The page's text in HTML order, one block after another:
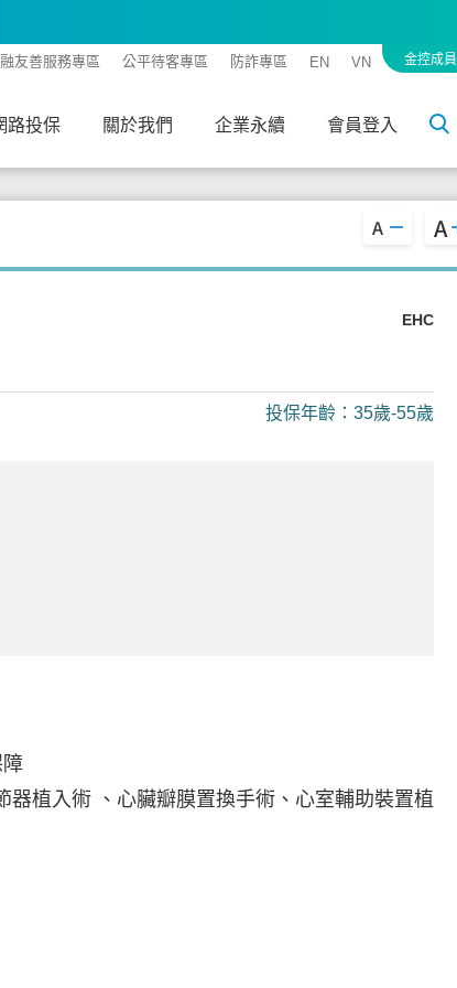
友善服務專區 公平待客專區 防詐專區 EN VN 金控成員
路投保 關於我們 企業永續 會員登入
EHC
投保年齡：35歲-55歲
植入術 、心臟瓣膜置換手術、心室輔助裝置植